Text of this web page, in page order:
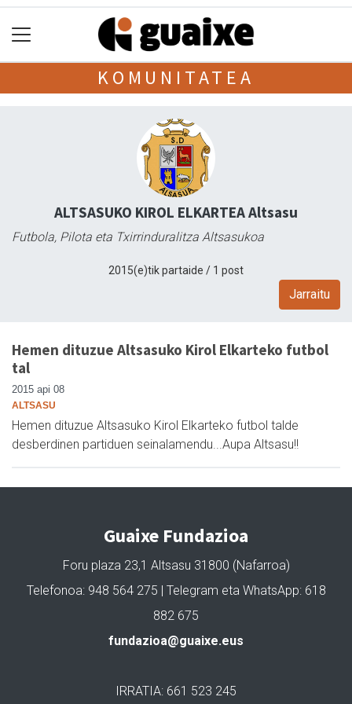
KOMUNITATEA
ALTSASUKO KIROL ELKARTEA Altsasu
Futbola, Pilota eta Txirrinduralitza Altsasukoa
2015(e)tik partaide / 1 post
Jarraitu
Hemen dituzue Altsasuko Kirol Elkarteko futbol
tal
2015 api 08
ALTSASU
Hemen dituzue Altsasuko Kirol Elkarteko futbol talde
desberdinen partiduen seinalamendu...Aupa Altsasu!!
Guaixe Fundazioa
Foru plaza 23,1 Altsasu 31800 (Nafarroa)
Telefonoa: 948 564 275 | Telegram eta WhatsApp: 618
882 675
fundazioa@guaixe.eus
IRRATIA: 661 523 245